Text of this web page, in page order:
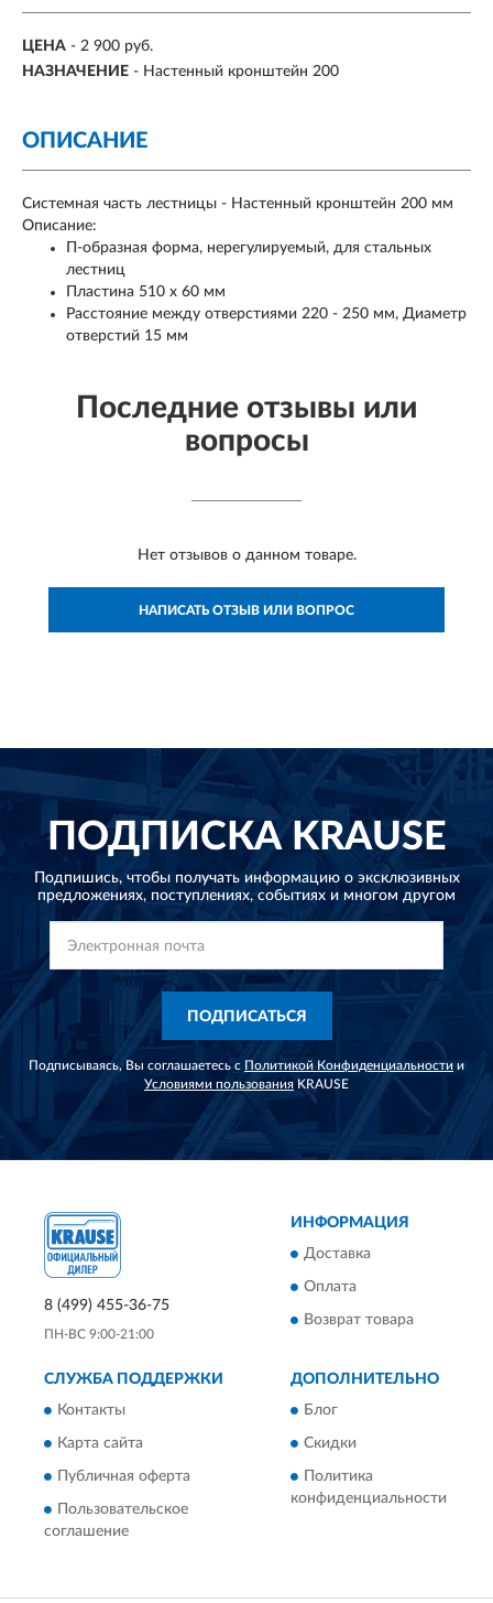
ЦЕНА - 2 900 руб.
НАЗНАЧЕНИЕ - Настенный кронштейн 200
ОПИСАНИЕ
Системная часть лестницы - Настенный кронштейн 200 мм
Описание:
П-образная форма, нерегулируемый, для стальных
лестниц
Пластина 510 x 60 мм
Расстояние между отверстиями 220 - 250 мм, Диаметр
отверстий 15 мм
Последние отзывы или
вопросы
Нет отзывов о данном товаре.
НАПИСАТЬ ОТЗЫВ ИЛИ ВОПРОС
ПОДПИСКАKRAUSE
Подпишись, чтобы получать информацию о эксклюзивных
предложениях, поступлениях, событиях и многом другом
ПОДПИСАТЬСЯ
Подписываясь, Вы соглашаетесь с Политикой Конфиденциальности и
Условиями пользованияKRAUSE
8 (499) 455-36-75
ПН-ВС 9:00-21:00
ИНФОРМАЦИЯ
Доставка
Оплата
Возврат товара
СЛУЖБА ПОДДЕРЖКИ
Контакты
Карта сайта
Публичная оферта
Пользовательское
соглашение
ДОПОЛНИТЕЛЬНО
Блог
Скидки
Политика
конфиденциальности